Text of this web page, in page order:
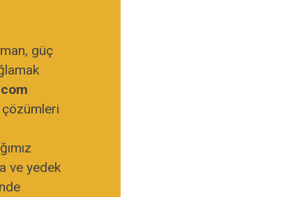
güç
çözümleri
ve yedek